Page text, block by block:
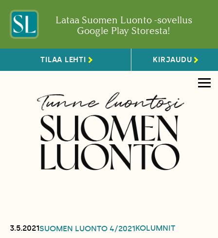
Lataa Suomen Luonto -sovellus
Google Play Storesta!
TILAA LEHTI KIRJAUDU
3.5.2021SUOMEN LUONTO 4/2021KOLUMNIT